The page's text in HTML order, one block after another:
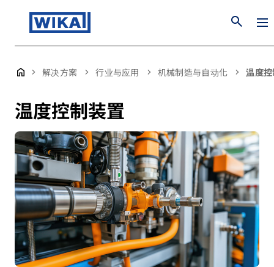
search
解决方案 行业与应用 机械制造与自动化 温度
温度控制装置